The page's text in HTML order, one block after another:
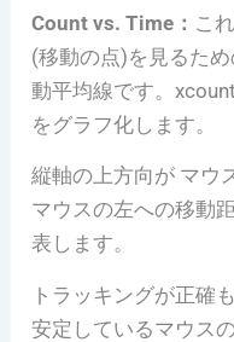
Count vs. Time： こ
(移動の点)を見るた
動平均線です。
をグラフ化します。
縦軸の上方向が マウ
マウスの左への移動
表します。
トラッキングが正確
安定しているマウス